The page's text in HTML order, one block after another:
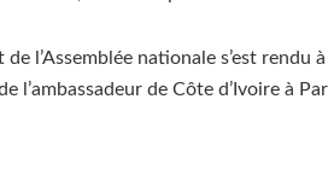
de l’Assemblée nationale s’est
l’ambassadeur de Côte d’Ivoire à